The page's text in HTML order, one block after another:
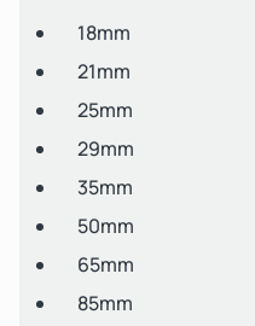
18mm
21mm
25mm
29mm
35mm
50mm
65mm
85mm